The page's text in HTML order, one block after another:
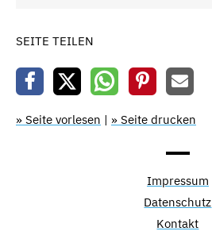
SEITE TEILEN
» Seite vorlesen | » Seite drucken
Impressum
Datenschutz
Kontakt